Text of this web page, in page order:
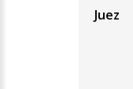
Juez